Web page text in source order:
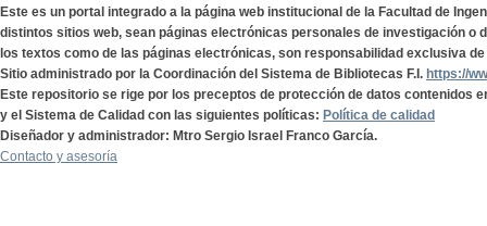
Este es un portal integrado a la página web institucional de la Facultad de
distintos sitios web, sean páginas electrónicas personales de investigación o
los textos como de las páginas electrónicas, son responsabilidad exclusiva
Sitio administrado por la Coordinación del Sistema de Bibliotecas F.I. https://
Este repositorio se rige por los preceptos de protección de datos contenidos
y el Sistema de Calidad con las siguientes políticas: Política de calidad
Diseñador y administrador: Mtro Sergio Israel Franco García.
Contacto y asesoría